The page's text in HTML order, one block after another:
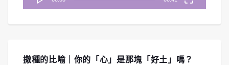
撒種的比喻｜你的「心」是那塊「好土」嗎？